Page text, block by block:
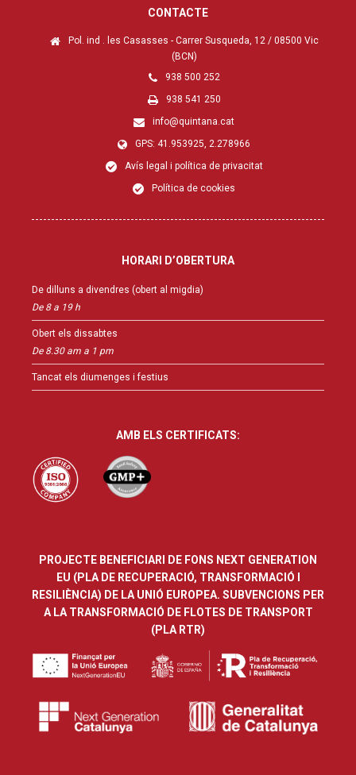
CONTACTE
Pol. ind . les Casasses - Carrer Susqueda, 12 / 08500 Vic
(BCN)
938 500 252
938 541 250
info@quintana.cat
GPS: 41.953925, 2.278966
Avís legal i política de privacitat
Política de cookies
HORARI D’OBERTURA
De dilluns a divendres (obert al migdia)
De 8 a 19 h
Obert els dissabtes
De 8.30 am a 1 pm
Tancat els diumenges i festius
AMB ELS CERTIFICATS:
PROJECTE BENEFICIARI DE FONS NEXT GENERATION
EU (PLA DE RECUPERACIÓ, TRANSFORMACIÓ I
RESILIÈNCIA) DE LA UNIÓ EUROPEA. SUBVENCIONS PER
A LA TRANSFORMACIÓ DE FLOTES DE TRANSPORT
(PLA RTR)